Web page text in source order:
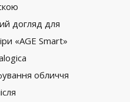
догляд для
«AGE Smart»
обличчя